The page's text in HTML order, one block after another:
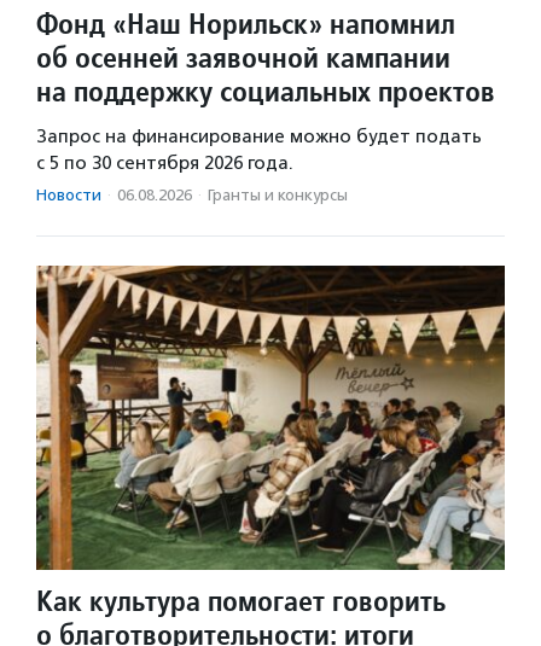
Фонд «Наш Норильск» напомнил
об осенней заявочной кампании
на поддержку социальных проектов
Запрос на финансирование можно будет подать
с 5 по 30 сентября 2026 года.
Новости · 06.08.2026 · Гранты и конкурсы
Как культура помогает говорить
о благотворительности: итоги